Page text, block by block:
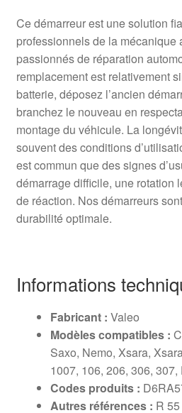
Ce démarreur est une solution
professionnels de la mécanique
passionnés de réparation
remplacement est relativement
batterie, déposez l’ancien
branchez le nouveau en
montage du véhicule. La
souvent des conditions
est commun que des signes
démarrage difficile, une rotation
de réaction. Nos démarreurs
durabilité optimale.
Informations
Fabricant : Valeo
Modèles compatibles :
Saxo, Nemo, Xsara,
1007, 106, 206, 306, 307,
Codes produits :
Autres références : R